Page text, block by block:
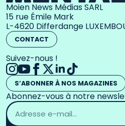
Moien News Médias SARL
15 rue Émile Mark
L-4620 Differdange
CONTACT
Suivez-nous !
S’ABONNER À NOS MAGAZINES
Abonnez-vous à notre
Adresse
email
*